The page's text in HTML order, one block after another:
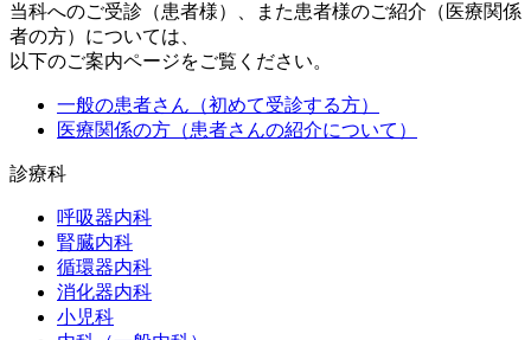
当科へのご受診（患者様）、また患者様のご紹介（医療関係
者の方）については、
以下のご案内ページをご覧ください。
一般の患者さん （初めて受診する方）
医療関係の方 （患者さんの紹介について）
診療科
呼吸器内科
腎臓内科
循環器内科
消化器内科
小児科